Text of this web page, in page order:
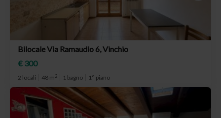
Bilocale Via Ramaudio 6, Vinchio
€ 300
2 locali 48 m2 1 bagno 1° piano